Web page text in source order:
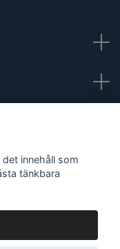
innehåll som
tänkbara